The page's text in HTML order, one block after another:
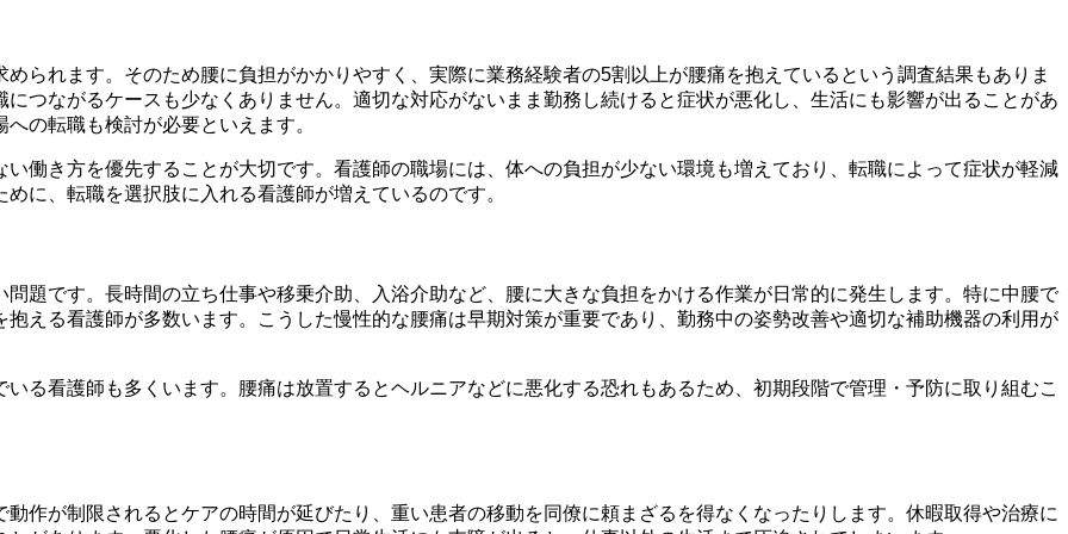
られます。そのため腰に負担がかかりやすく、実際に業務経験者の5割以上が腰痛を抱えているという調査結果もありま
つながるケースも少なくありません。適切な対応がないまま勤務し続けると症状が悪化し、生活にも影響が出ることがあ
の転職も検討が必要といえます。
働き方を優先することが大切です。看護師の職場には、体への負担が少ない環境も増えており、転職によって症状が軽減
に、転職を選択肢に入れる看護師が増えているのです。
題です。長時間の立ち仕事や移乗介助、入浴介助など、腰に大きな負担をかける作業が日常的に発生します。特に中腰で
える看護師が多数います。こうした慢性的な腰痛は早期対策が重要であり、勤務中の姿勢改善や適切な補助機器の利用が
る看護師も多くいます。腰痛は放置するとヘルニアなどに悪化する恐れもあるため、初期段階で管理・予防に取り組むこ
作が制限されるとケアの時間が延びたり、重い患者の移動を同僚に頼まざるを得なくなったりします。休暇取得や治療に